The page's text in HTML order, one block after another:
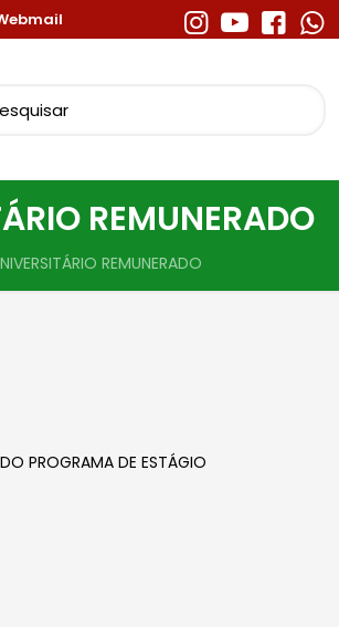
REMUNERADO
REMUNERADO
PROGRAMA DE ESTÁGIO